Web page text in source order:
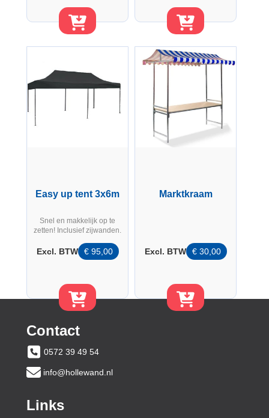
Easy up tent 3x6m
Snel en makkelijk op te
zetten! Inclusief zijwanden.
€ 95,00
Excl. BTW
Marktkraam
€ 30,00
Excl. BTW
Contact
0572 39 49 54
info@hollewand.nl
Links